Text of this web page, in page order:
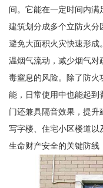
间。它能在一定时间内
建筑划分成多个立防火分
避免大面积火灾快速形成
温烟气流动，减少烟气对
毒窒息的风险。除了防火
能，日常使用中也能起到
门还兼具隔音效果，提升
写字楼、住宅小区楼道
生命财产安全的关键防线